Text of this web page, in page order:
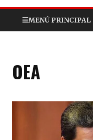
MENÚ PRINCIPAL
OEA